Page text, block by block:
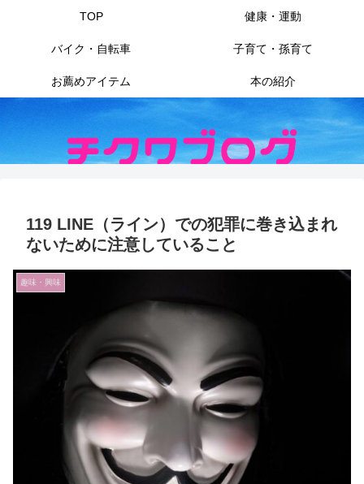
TOP 健康・運動
バイク・自転車 子育て・孫育て
お薦めアイテム 本の紹介
119 LINE（ライン）での犯罪に巻き込まれ
ないために注意していること
趣味・興味